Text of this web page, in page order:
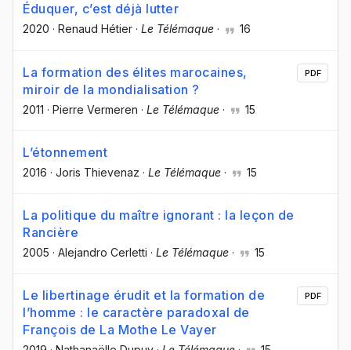
Éduquer, c’est déjà lutter
2020 · Renaud Hétier · Le Télémaque · 16
La formation des élites marocaines,
miroir de la mondialisation ?
2011 · Pierre Vermeren · Le Télémaque · 15
PDF
L’étonnement
2016 · Joris Thievenaz · Le Télémaque · 15
La politique du maître ignorant : la leçon de
Rancière
2005 · Alejandro Cerletti · Le Télémaque · 15
Le libertinage érudit et la formation de
l’homme : le caractère paradoxal de
François de La Mothe Le Vayer
PDF